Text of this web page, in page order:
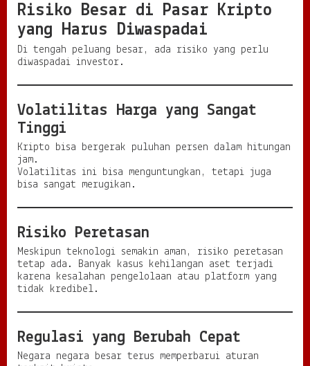
Risiko Besar di Pasar Kripto
yang Harus Diwaspadai
Di tengah peluang besar, ada risiko yang perlu
diwaspadai investor.
Volatilitas Harga yang Sangat
Tinggi
Kripto bisa bergerak puluhan persen dalam hitungan
jam.
Volatilitas ini bisa menguntungkan, tetapi juga
bisa sangat merugikan.
Risiko Peretasan
Meskipun teknologi semakin aman, risiko peretasan
tetap ada. Banyak kasus kehilangan aset terjadi
karena kesalahan pengelolaan atau platform yang
tidak kredibel.
Regulasi yang Berubah Cepat
Negara negara besar terus memperbarui aturan